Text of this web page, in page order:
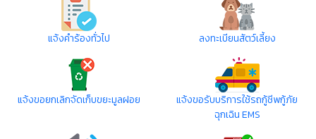
แจ้งคำร้องทั่วไป ลงทะเบียนสัตว์เลี้ยง
แจ้งขอยกเลิกจัดเก็บขยะมูลฝอย
แจ้งขอรับบริการใช้รถกู้ชีพกู้ภัย
ฉุกเฉิน EMS